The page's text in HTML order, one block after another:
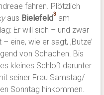
fahren. Plötzlich
aus Bielefeld3am
Er will sich – und zwar
eine, wie er sagt, ‚Butze’
von Schachen. Bis
kleines Schloß darunter
seiner Frau Samstag/
Sonntag hinkommen.